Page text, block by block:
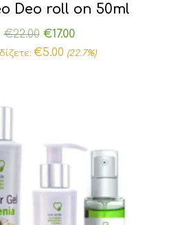
Deo roll on 50ml
€22.00 Original
price
€17.00Η
τρέχουσα
€5.00 (22.7%)